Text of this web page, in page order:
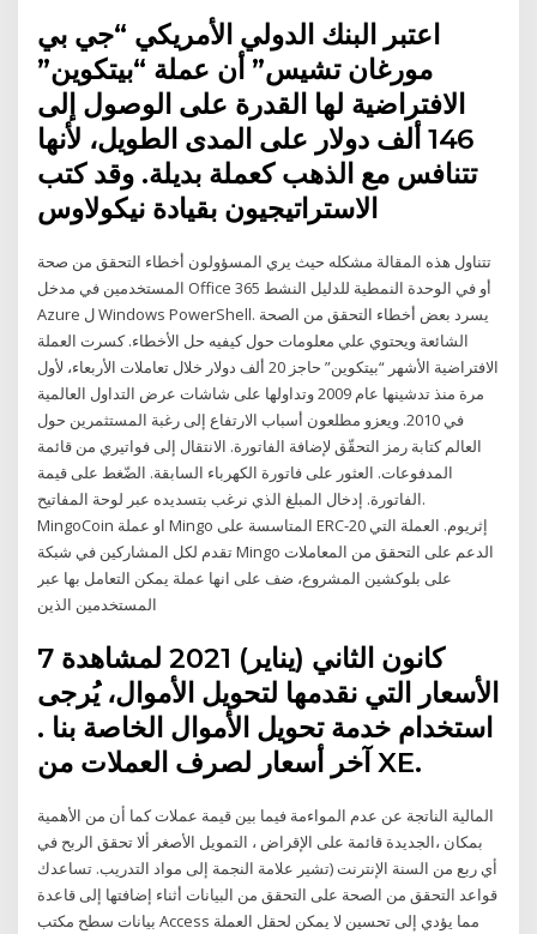
اعتبر البنك الدولي الأمريكي “جي بي
مورغان تشيس” أن عملة “بيتكوين”
الافتراضية لها القدرة على الوصول إلى
146 ألف دولار على المدى الطويل، لأنها
تتنافس مع الذهب كعملة بديلة. وقد كتب
الاستراتيجيون بقيادة نيكولاوس
تتناول هذه المقالة مشكله حيث يري المسؤولون أخطاء التحقق من صحة
المستخدمين في مدخل Office 365 أو في الوحدة النمطية للدليل النشط
Azure ل Windows PowerShell. يسرد بعض أخطاء التحقق من الصحة
الشائعة ويحتوي علي معلومات حول كيفيه حل الأخطاء. كسرت العملة
الافتراضية الأشهر “بيتكوين” حاجز 20 ألف دولار خلال تعاملات الأربعاء، لأول
مرة منذ تدشينها عام 2009 وتداولها على شاشات عرض التداول العالمية
في 2010. ويعزو مطلعون أسباب الارتفاع إلى رغبة المستثمرين حول
العالم كتابة رمز التحقّق لإضافة الفاتورة. الانتقال إلى فواتيري من قائمة
المدفوعات. العثور على فاتورة الكهرباء السابقة. الضّغط على قيمة
الفاتورة. إدخال المبلغ الذي نرغب بتسديده عبر لوحة المفاتيح.
MingoCoin او عملة Mingo المتاسسة على ERC-20 إثريوم. العملة التي
تقدم لكل المشاركين في شبكة Mingo الدعم على التحقق من المعاملات
على بلوكشين المشروع، ضف على انها عملة يمكن التعامل بها عبر
المستخدمين الذين
7 كانون الثاني (يناير) 2021 لمشاهدة
الأسعار التي نقدمها لتحويل الأموال، يُرجى
استخدام خدمة تحويل الأموال الخاصة بنا .
آخر أسعار لصرف العملات من XE.
ﺍﻟﻤﺎﻟﻴﺔ ﺍﻟﻨﺎﺗﺠﺔ ﻋﻦ ﻋﺪﻡ ﺍﻟﻤﻮﺍﺀﻣﺔ ﻓﻴﻤﺎ ﺑﻴﻦ ﻗﻴﻤﺔ ﻋﻤﻼﺕ ﻛﻤﺎ ﺃﻥ ﻣﻦ ﺍﻷﻫﻤﻴﺔ
ﺑﻤﻜﺎﻥ ،ﺍﻟﺠﺪﻳﺪﺓ ﻗﺎﺋﻤﺔ ﻋﻠﻰ ﺍﻹﻗﺮﺍﺽ ، ﺍﻟﺘﻤﻮﻳﻞ ﺍﻷﺻﻐﺮ ﺃﻻ ﺗﺤﻘﻖ ﺍﻟﺮﺑﺢ ﻓﻲ
ﺃﻱ ﺭﺑﻊ ﻣﻦ ﺍﻟﺴﻨﺔ ﺍﻹﻧﺘﺮﻧﺖ (ﺗﺸﻴﺮ ﻋﻼﻣﺔ ﺍﻟﻨﺠﻤﺔ ﺇﻟﻰ ﻣﻮﺍﺩ ﺍﻟﺘﺪﺭﻳﺐ. تساعدك
قواعد التحقق من الصحة على التحقق من البيانات أثناء إضافتها إلى قاعدة
بيانات سطح مكتب Access مما يؤدي إلى تحسين لا يمكن لحقل العملة